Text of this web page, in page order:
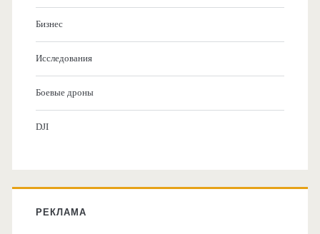
Бизнес
Исследования
Боевые дроны
DJI
РЕКЛАМА